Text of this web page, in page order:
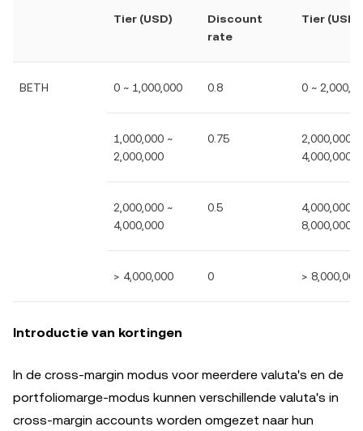
Tier (USD)
Discount
rate
Tier (USD)
BETH 0 ~ 1,000,000 0.8 0 ~
1,000,000 ~
2,000,000
0.75
2,000,000 ~
4,000,000
2,000,000 ~
4,000,000
0.5
4,000,000 ~
8,000,000
> 4,000,000 0 > 8,000,000
Introductie van kortingen
In de cross-margin modus voor meerdere valuta's en de
portfoliomarge-modus kunnen verschillende valuta's in
cross-margin accounts worden omgezet naar hun